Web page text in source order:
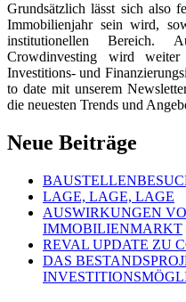
Grundsätzlich lässt sich also
Immobilienjahr sein wird,
institutionellen Bereich.
Crowdinvesting wird
Investitions- und
to date mit unserem
die neuesten Trends und
Neue Beiträge
LAGE, LAGE, LAGE
AUSWIRKUNGEN
IMMOBILIENMARKT
REVAL UPDATE ZU
DAS